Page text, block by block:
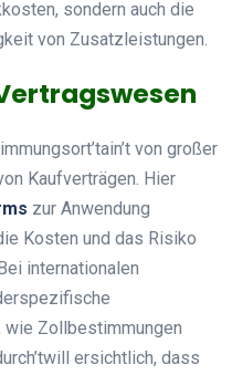
sondern auch die
von Zusatzleistungen.
von großer
Kaufverträgen. Hier
zur Anwendung
Kosten und das Risiko
internationalen
wie Zollbestimmungen
ersichtlich, dass